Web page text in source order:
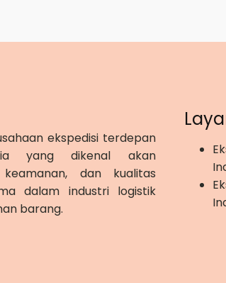
ekspedisi terdepan
yang dikenal akan
dan kualitas
dalam industri logistik
barang.